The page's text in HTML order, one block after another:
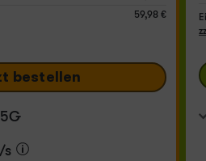
59,98 €
bestellen
s